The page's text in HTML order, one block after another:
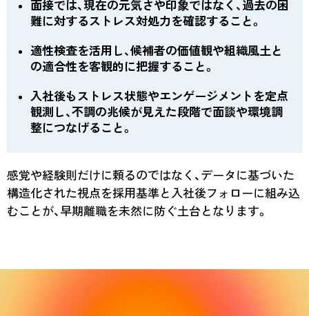
面接では、現在の元気さや印象ではなく、過去の困
難に対するストレス対処力を確認すること。
適性検査を活用し、候補者の価値観や組織風土と
の適合性を客観的に把握すること。
入社後もストレス状態やエンゲージメントを定点
観測し、不調の兆候が見えた段階で面談や環境調
整につなげること。
感覚や経験則だけに頼るのではなく、データに基づいた
構造化された視点を採用基準と入社後フォローに組み込
むことが、早期離職を未然に防ぐ土台となります。